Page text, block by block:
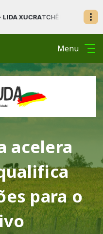
LIGA, MACANUDO! com A
Menu
acelera
para o